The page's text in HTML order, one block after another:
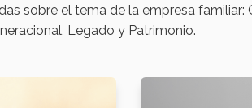
sobre el tema de la empresa familiar:
Legado y Patrimonio.